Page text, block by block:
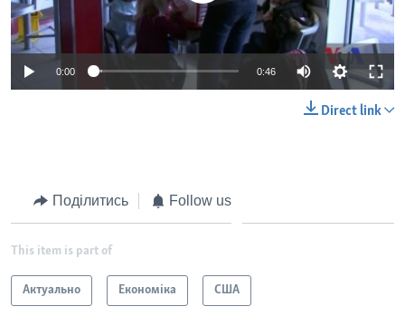
0:00 0:46
Direct link
Поділитись Follow us
This item is part of
Актуально Економіка США